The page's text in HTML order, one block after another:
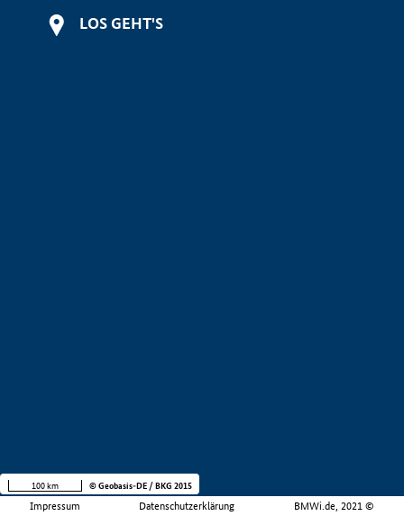
LOS GEHT'S
Impressum Datenschutzerklärung BMWi.de, 2021 ©
100 km © Geobasis-DE / BKG 2015